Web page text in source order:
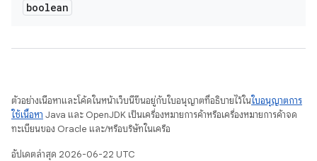
boolean
ตัวอย่างเนื้อหาและโค้ดในหน้าเว็บนี้ขึ้นอยู่กับใบอนุญาตที่อธิบายไว้ในใบอนุญาตการ
ใช้เนื้อหา Java และ OpenJDK เป็นเครื่องหมายการค้าหรือเครื่องหมายการค้าจด
ทะเบียนของ Oracle และ/หรือบริษัทในเครือ
อัปเดตล่าสุด 2026-06-22 UTC